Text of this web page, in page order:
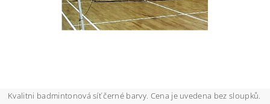
Kvalitni badmintonová síť černé barvy. Cena je uvedena bez sloupků.